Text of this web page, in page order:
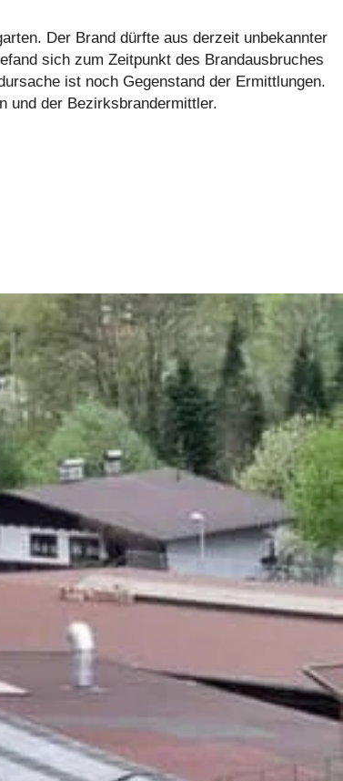
Der Brand dürfte aus derzeit unbekannter
sich zum Zeitpunkt des Brandausbruches
ist noch Gegenstand der Ermittlungen.
und der Bezirksbrandermittler.